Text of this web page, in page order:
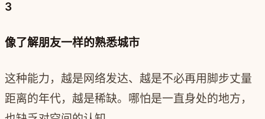
3
像了解朋友一样的熟悉城市
这种能力，越是网络发达、越是不必再用脚步丈量
距离的年代，越是稀缺。哪怕是一直身处的地方，